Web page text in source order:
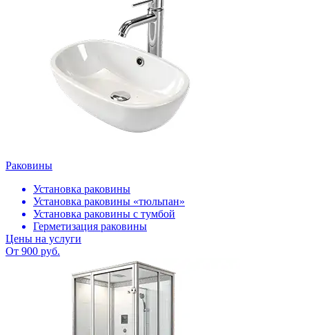
Раковины
Установка раковины
Установка раковины «тюльпан»
Установка раковины с тумбой
Герметизация раковины
Цены на услуги
От 900 руб.